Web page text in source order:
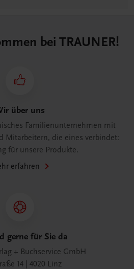
bei TRAUNER!
über uns
Familienunternehmen mit
Mitarbeitern, die eines verbindet:
für unsere Produkte.
erfahren
gerne für Sie da
+ Buchservice GmbH
14 | 4020 Linz